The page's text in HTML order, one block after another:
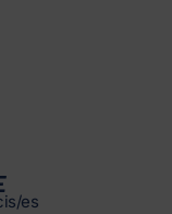
es